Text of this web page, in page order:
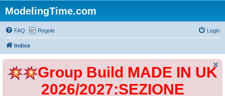
ModelingTime.com
FAQ Regole Login
Indice
Group Build MADE IN UK
2026/2027:SEZIONE